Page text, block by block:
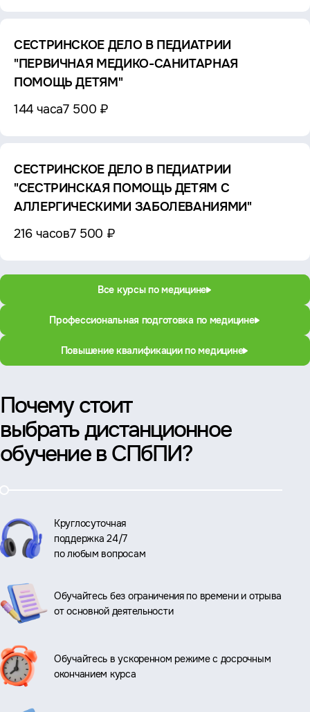
СЕСТРИНСКОЕ ДЕЛО В ПЕДИАТРИИ
"ПЕРВИЧНАЯ МЕДИКО-САНИТАРНАЯ
ПОМОЩЬ ДЕТЯМ"
144 часа7 500 ₽
СЕСТРИНСКОЕ ДЕЛО В ПЕДИАТРИИ
"СЕСТРИНСКАЯ ПОМОЩЬ ДЕТЯМ С
АЛЛЕРГИЧЕСКИМИ ЗАБОЛЕВАНИЯМИ"
216 часов7 500 ₽
Все курсы по медицине
Профессиональная подготовка по медицине
Повышение квалификации по медицине
Почему стоит
выбрать дистанционное
обучение в СПбПИ?
Круглосуточная
поддержка 24/7
по любым вопросам
Обучайтесь без ограничения по времени и отрыва
от основной деятельности
Обучайтесь в ускоренном режиме с досрочным
окончанием курса